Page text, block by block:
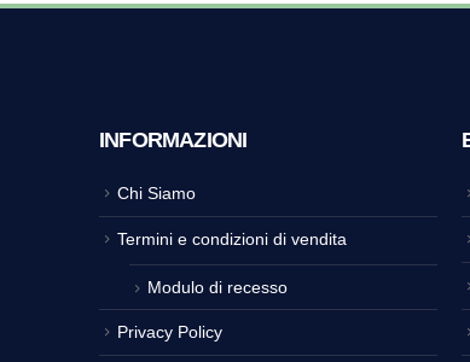
INFORMAZIONI
Chi Siamo
Termini e condizioni di vendita
Modulo di recesso
Privacy Policy